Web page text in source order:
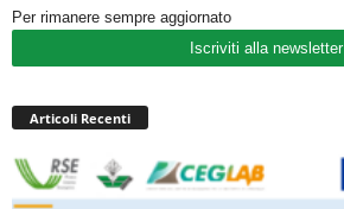
Per rimanere sempre aggiornato
Iscriviti alla newsletter
Articoli Recenti